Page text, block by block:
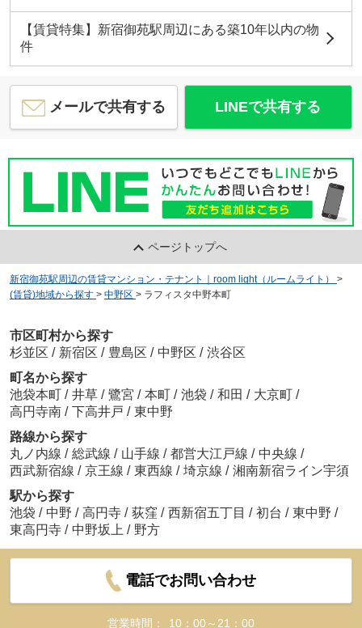
【賃貸特集】新宿御苑駅周辺にある築10年以内の物
件
メールで共有する LINEで共有する
ページトップへ
新宿御苑駅周辺の賃貸マンション・テナント｜room light（ルームライト）
>
(賃貸)地域から探す > 中野区 > ラフィスタ中野本町
市区町村から探す
杉並区 / 新宿区 / 豊島区 / 中野区 / 渋谷区
町名から探す
池袋本町 / 井草 / 鷺宮 / 本町 / 池袋 / 和田 / 大京町 /
高円寺南 / 下高井戸 / 東中野
路線から探す
丸ノ内線 / 総武線 / 山手線 / 都営大江戸線 / 中央線 /
西武新宿線 / 京王線 / 東西線 / 埼京線 / 湘南新宿ライン宇須
駅から探す
池袋 / 中野 / 高円寺 / 荻窪 / 西新宿五丁目 / 初台 / 東中野 /
東高円寺 / 中野坂上 / 野方
電話でお問い合わせ
営業時間： 10：00～21：00